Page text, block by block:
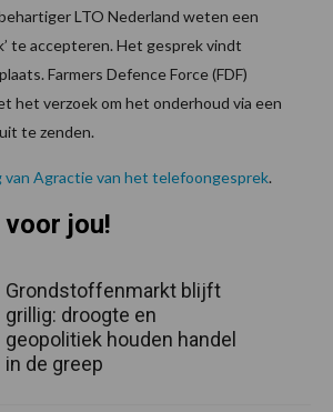
LTO Nederland weten een
te accepteren. Het gesprek vindt
Farmers Defence Force (FDF)
het verzoek om het onderhoud via een
te zenden.
van Agractie van het telefoongesprek.
jou!
Grondstoffenmarkt blijft
grillig: droogte en
geopolitiek houden handel
in de greep